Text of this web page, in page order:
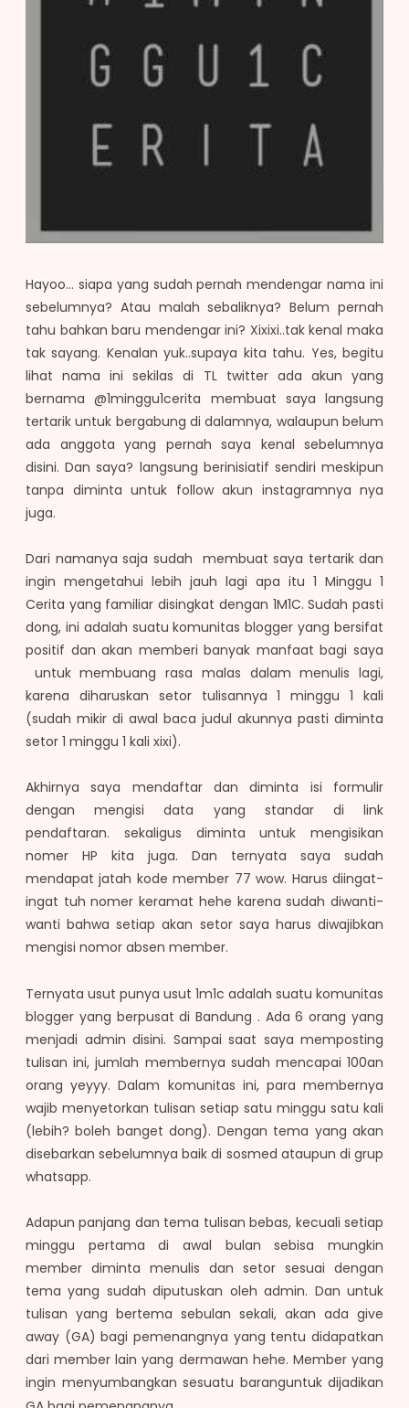
Hayoo... siapa yang sudah pernah mendengar nama ini
sebelumnya? Atau malah sebaliknya? Belum pernah
tahu bahkan baru mendengar ini? Xixixi..tak kenal maka
tak sayang. Kenalan yuk..supaya kita tahu. Yes, begitu
lihat nama ini sekilas di TL twitter ada akun yang
bernama @1minggu1cerita membuat saya langsung
tertarik untuk bergabung di dalamnya, walaupun belum
ada anggota yang pernah saya kenal sebelumnya
disini. Dan saya? langsung berinisiatif sendiri meskipun
tanpa diminta untuk follow akun instagramnya nya
juga.
Dari namanya saja sudah membuat saya tertarik dan
ingin mengetahui lebih jauh lagi apa itu 1 Minggu 1
Cerita yang familiar disingkat dengan 1M1C. Sudah pasti
dong, ini adalah suatu komunitas blogger yang bersifat
positif dan akan memberi banyak manfaat bagi saya
untuk membuang rasa malas dalam menulis lagi,
karena diharuskan setor tulisannya 1 minggu 1 kali
(sudah mikir di awal baca judul akunnya pasti diminta
setor 1 minggu 1 kali xixi).
Akhirnya saya mendaftar dan diminta isi formulir
dengan mengisi data yang standar di link
pendaftaran. sekaligus diminta untuk mengisikan
nomer HP kita juga. Dan ternyata saya sudah
mendapat jatah kode member 77 wow. Harus diingat-
ingat tuh nomer keramat hehe karena sudah diwanti-
wanti bahwa setiap akan setor saya harus diwajibkan
mengisi nomor absen member.
Ternyata usut punya usut 1m1c adalah suatu komunitas
blogger yang berpusat di Bandung . Ada 6 orang yang
menjadi admin disini. Sampai saat saya memposting
tulisan ini, jumlah membernya sudah mencapai 100an
orang yeyyy. Dalam komunitas ini, para membernya
wajib menyetorkan tulisan setiap satu minggu satu kali
(lebih? boleh banget dong). Dengan tema yang akan
disebarkan sebelumnya baik di sosmed ataupun di grup
whatsapp.
Adapun panjang dan tema tulisan bebas, kecuali setiap
minggu pertama di awal bulan sebisa mungkin
member diminta menulis dan setor sesuai dengan
tema yang sudah diputuskan oleh admin. Dan untuk
tulisan yang bertema sebulan sekali, akan ada give
away (GA) bagi pemenangnya yang tentu didapatkan
dari member lain yang dermawan hehe. Member yang
ingin menyumbangkan sesuatu baranguntuk dijadikan